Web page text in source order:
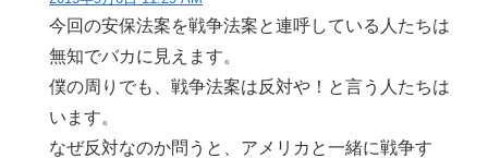
今回の安保法案を戦争法案と連呼している人たちは
無知でバカに見えます。
僕の周りでも、戦争法案は反対や！と言う人たちは
います。
なぜ反対なのか問うと、アメリカと一緒に戦争す